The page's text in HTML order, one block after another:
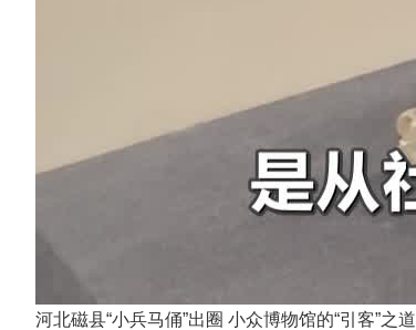
河北磁县“小兵马俑”出圈 小众博物馆的“引客”之道